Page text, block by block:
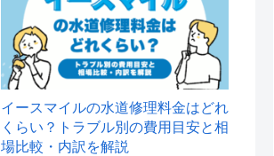
イースマイルの水道修理料金はどれ
くらい？トラブル別の費用目安と相
場比較・内訳を解説